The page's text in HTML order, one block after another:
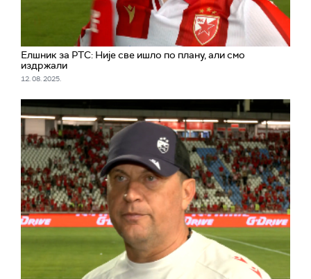
Елшник за РТС: Није све ишло по плану, али смо
издржали
12. 08. 2025.